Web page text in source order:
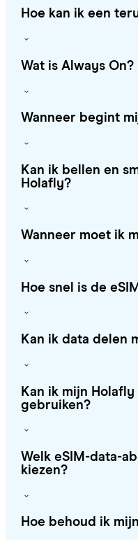
Hoe kan ik een
Wat is Always On?
Wanneer begint
Kan ik bellen en
Holafly?
Wanneer moet ik
Hoe snel is de
Kan ik data delen
Kan ik mijn
gebruiken?
Welk eSIM-data-
kiezen?
Hoe behoud ik